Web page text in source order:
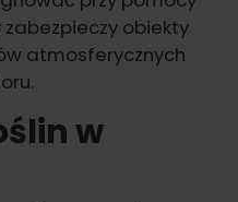
obiekty
atmosferycznych
w